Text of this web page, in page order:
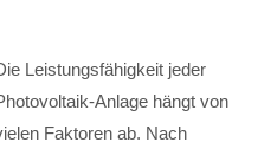
Leistungsfähigkeit jeder
Anlage hängt von
Faktoren ab. Nach